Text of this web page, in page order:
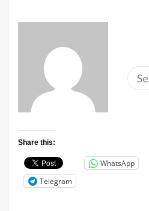
Share this:
WhatsApp
Telegram